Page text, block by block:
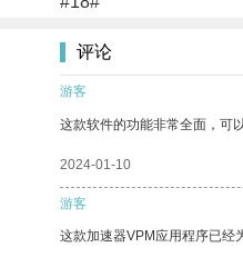
评论
游客
这款软件的功能非常全面，可
2024-01-10
游客
这款加速器VPM应用程序已经